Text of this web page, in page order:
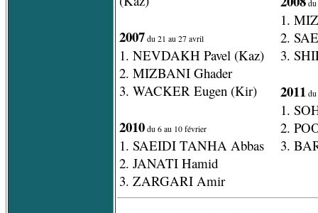
2007 du 21 au 27 avril
1. NEVDAKH Pavel (Kaz)
2. MIZBANI Ghader
3. WACKER Eugen (Kir)
2010 du 6 au 10 février
1. SAEIDI TANHA Abbas
2. JANATI Hamid
3. ZARGARI Amir
1.
2.
3.
2011
1.
2.
3.